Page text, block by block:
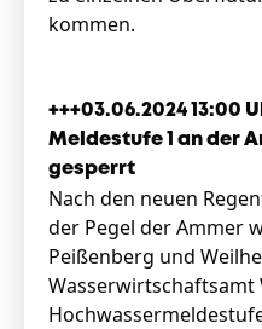
kommen.
+++03.06.2024 13:00
Meldestufe 1 an der
gesperrt
Nach den neuen
der Pegel der Ammer
Peißenberg und
Wasserwirtschaftsamt